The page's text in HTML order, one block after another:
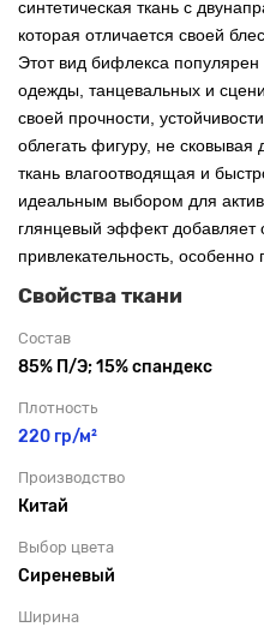
синтетическая ткань с
которая отличается своей
Этот вид бифлекса популярен
одежды, танцевальных и
своей прочности,
облегать фигуру, не сковывая
ткань влагоотводящая и
идеальным выбором для
глянцевый эффект добавляет
привлекательность, особенно
Свойства ткани
Состав
85% П/Э; 15% спандекс
Плотность
220 гр/м²
Производство
Китай
Выбор цвета
Сиреневый
Ширина